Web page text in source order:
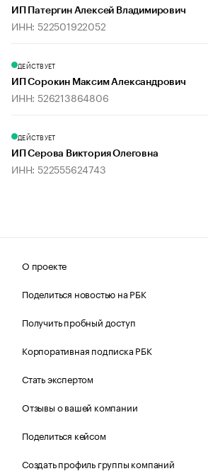
ИП Патергин Алексей Владимирович
ИНН: 522501922052
ДЕЙСТВУЕТ
ИП Сорокин Максим Александрович
ИНН: 526213864806
ДЕЙСТВУЕТ
ИП Серова Виктория Олеговна
ИНН: 522555624743
О проекте
Поделиться новостью на РБК
Получить пробный доступ
Корпоративная подписка РБК
Стать экспертом
Отзывы о вашей компании
Поделиться кейсом
Создать профиль группы компаний